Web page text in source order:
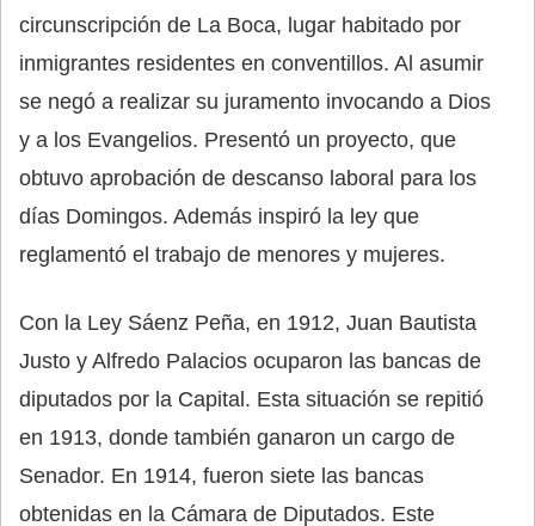
circunscripción de La Boca, lugar habitado por
inmigrantes residentes en conventillos. Al asumir
se negó a realizar su juramento invocando a Dios
y a los Evangelios. Presentó un proyecto, que
obtuvo aprobación de descanso laboral para los
días Domingos. Además inspiró la ley que
reglamentó el trabajo de menores y mujeres.
Con la Ley Sáenz Peña, en 1912, Juan Bautista
Justo y Alfredo Palacios ocuparon las bancas de
diputados por la Capital. Esta situación se repitió
en 1913, donde también ganaron un cargo de
Senador. En 1914, fueron siete las bancas
obtenidas en la Cámara de Diputados. Este